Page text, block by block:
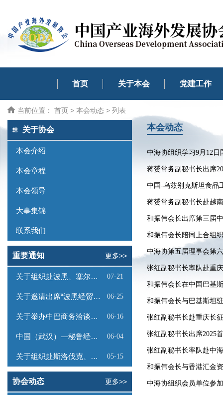
首页 关于本会 党建工作
当前位置： 首页 > 本会动态 > 列表
关于协会
本会介绍
本会章程
本会领导
大事集锦
联系我们
重要通知 更多>>
关于组织赴波黑、塞尔维亚商务考察的函 07-21
关于邀请出席“波黑经贸投资推介会”的函 06-25
关于举办中巴商务洽谈会的通知 06-16
中国（武汉）—秘鲁经贸合作推介会邀请函 06-04
关于组织赴斯洛伐克、奥地利商务考察的函 05-15
协会动态 更多>>
本会动态
中海协组织学习9月12
蒋赟常务副秘书长出席
中国-乌兹别克斯坦食品
蒋赟常务副秘书长赴越
和振伟会长出席第三届
和振伟会长陪同上合组
中海协第五届理事会第
张红副秘书长率队赴重
和振伟会长在中国巴基
和振伟会长与巴基斯坦
张红副秘书长赴重庆长
张红副秘书长出席2025
张红副秘书长率队赴中
和振伟会长与香港汇金
中海协组织会员单位参